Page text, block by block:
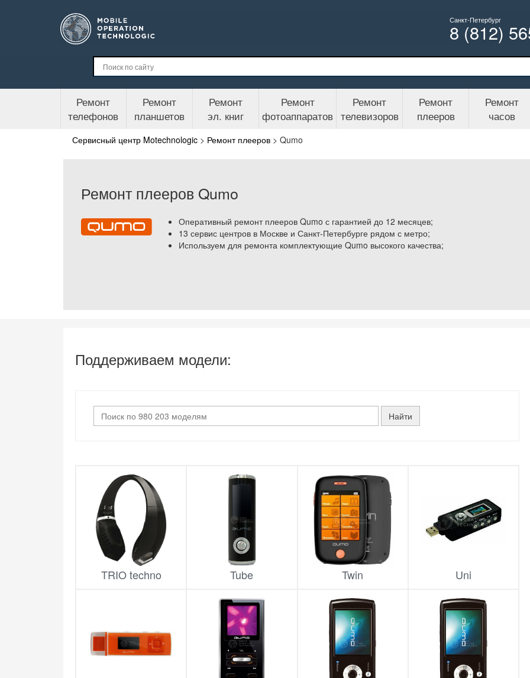
Санкт-Петербург
8 (812)
Ремонт
телефонов
Ремонт
планшетов
Ремонт
эл. книг
Ремонт
фотоаппаратов
Ремонт
телевизоров
Ремонт
плееров
Ремонт
часов
Сервисный центр Motechnologic > Ремонт плееров > Qumo
Ремонт плееров Qumo
Оперативный ремонт плееров Qumo с гарантией до 12 месяцев;
13 сервис центров в Москве и Санкт-Петербурге рядом с метро;
Используем для ремонта комплектующие Qumo высокого качества;
Поддерживаем модели:
TRIO techno Tube Twin Uni